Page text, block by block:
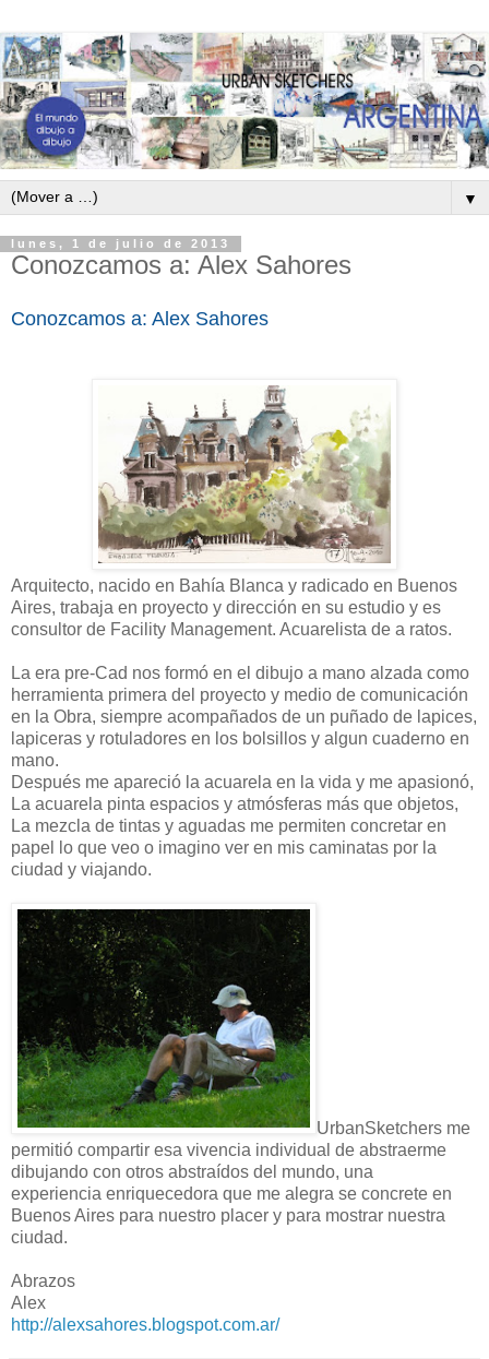
▼
lunes, 1 de julio de 2013
Conozcamos a: Alex Sahores
Conozcamos a: Alex Sahores
Arquitecto, nacido en Bahía Blanca y radicado en Buenos
Aires, trabaja en proyecto y dirección en su estudio y es
consultor de Facility Management. Acuarelista de a ratos.
La era pre-Cad nos formó en el dibujo a mano alzada como
herramienta primera del proyecto y medio de comunicación
en la Obra, siempre acompañados de un puñado de lapices,
lapiceras y rotuladores en los bolsillos y algun cuaderno en
mano.
Después me apareció la acuarela en la vida y me apasionó,
La acuarela pinta espacios y atmósferas más que objetos,
La mezcla de tintas y aguadas me permiten concretar en
papel lo que veo o imagino ver en mis caminatas por la
ciudad y viajando.
UrbanSketchers me
permitió compartir esa vivencia individual de abstraerme
dibujando con otros abstraídos del mundo, una
experiencia enriquecedora que me alegra se concrete en
Buenos Aires para nuestro placer y para mostrar nuestra
ciudad.
Abrazos
Alex
http://alexsahores.blogspot.com.ar/